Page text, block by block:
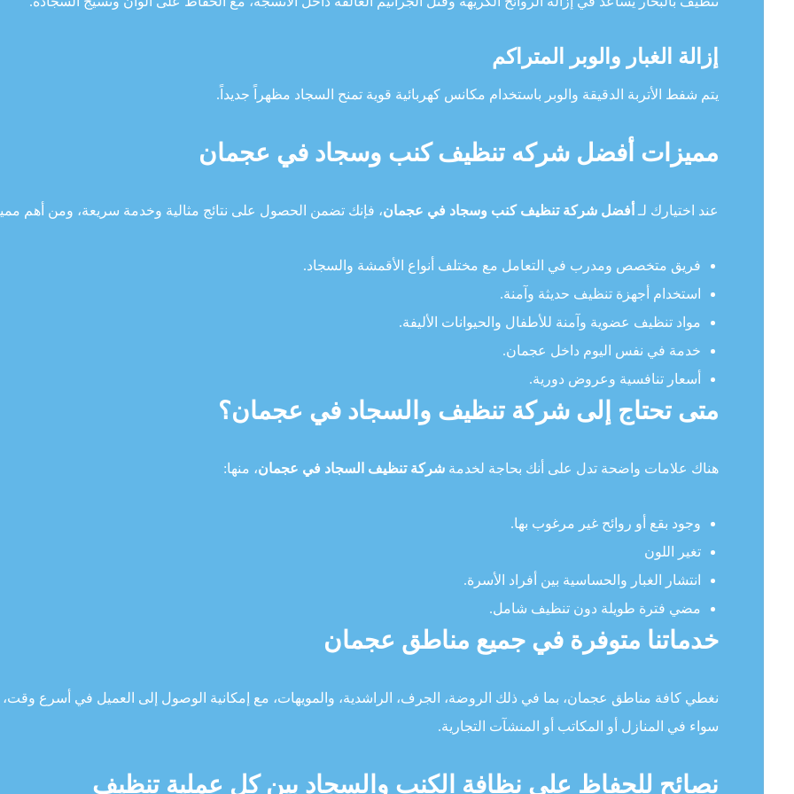
إزالة الغبار والوبر المتراكم
يتم شفط الأتربة الدقيقة والوبر باستخدام مكانس كهربائية قوية تمنح السجاد مظهراً جديداً.
مميزات أفضل شركه تنظيف كنب وسجاد في عجمان
عند اختيارك لـ أفضل شركة تنظيف كنب وسجاد في عجمان، فإنك تضمن الحصول على نتائج مثالية وخدمة سريعة، ومن أهم
فريق متخصص ومدرب في التعامل مع مختلف أنواع الأقمشة والسجاد.
استخدام أجهزة تنظيف حديثة وآمنة.
مواد تنظيف عضوية وآمنة للأطفال والحيوانات الأليفة.
خدمة في نفس اليوم داخل عجمان.
أسعار تنافسية وعروض دورية.
متى تحتاج إلى شركة تنظيف والسجاد في عجمان؟
هناك علامات واضحة تدل على أنك بحاجة لخدمة شركة تنظيف السجاد في عجمان، منها:
وجود بقع أو روائح غير مرغوب بها.
تغير اللون
انتشار الغبار والحساسية بين أفراد الأسرة.
مضي فترة طويلة دون تنظيف شامل.
خدماتنا متوفرة في جميع مناطق عجمان
نغطي كافة مناطق عجمان، بما في ذلك الروضة، الجرف، الراشدية، والمويهات، مع إمكانية الوصول إلى العميل في أسرع وقت،
سواء في المنازل أو المكاتب أو المنشآت التجارية.
نصائح للحفاظ على نظافة الكنب والسجاد بين كل عملية تنظيف